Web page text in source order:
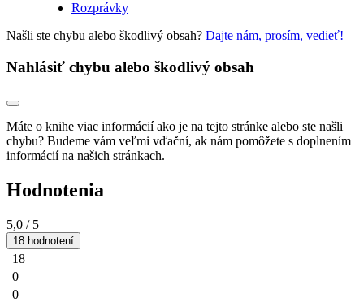
Rozprávky
Našli ste chybu alebo škodlivý obsah? Dajte nám, prosím, vedieť!
Nahlásiť chybu alebo škodlivý obsah
Máte o knihe viac informácií ako je na tejto stránke alebo ste našli
chybu? Budeme vám veľmi vďační, ak nám pomôžete s doplnením
informácií na našich stránkach.
Hodnotenia
5,0 / 5
18 hodnotení
18
0
0